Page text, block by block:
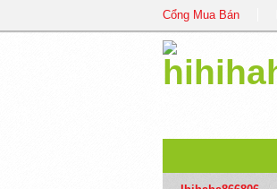
Cổng Mua Bán